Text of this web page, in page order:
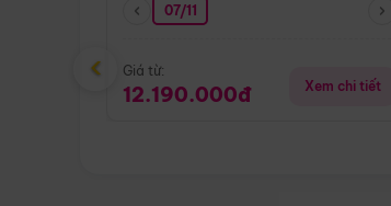
07/11
Giá từ:
12.190.000đ Xem chi tiết
‹